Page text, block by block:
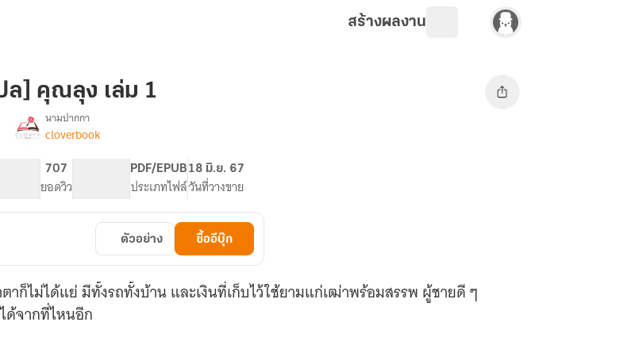
สร้างผลงาน
ล] คุณลุง เล่ม 1
นามปากกา
cloverbook
707
ยอดวิว
PDF/EPUB
ประเภทไฟล์
18 มิ.ย. 67
วันที่วางขาย
ตัวอย่าง ซื้ออีบุ๊ก
ตาก็ไม่ได้แย่ มีทั้งรถทั้งบ้าน และเงินที่เก็บไว้ใช้ยามแก่เฒ่าพร้อมสรรพ ผู้ชายดี ๆ
ด้จากที่ไหนอีก